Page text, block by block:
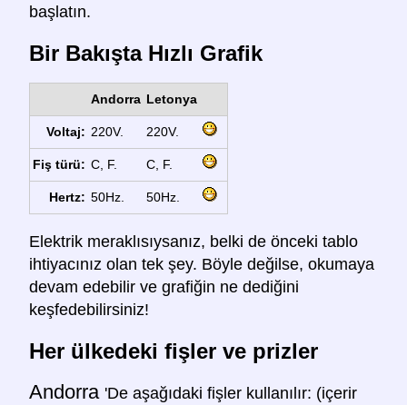
başlatın.
Bir Bakışta Hızlı Grafik
Andorra Letonya
Voltaj: 220V. 220V.
Fiş türü: C, F. C, F.
Hertz: 50Hz. 50Hz.
Elektrik meraklısıysanız, belki de önceki tablo
ihtiyacınız olan tek şey. Böyle değilse, okumaya
devam edebilir ve grafiğin ne dediğini
keşfedebilirsiniz!
Her ülkedeki fişler ve prizler
Andorra 'De aşağıdaki fişler kullanılır: (içerir